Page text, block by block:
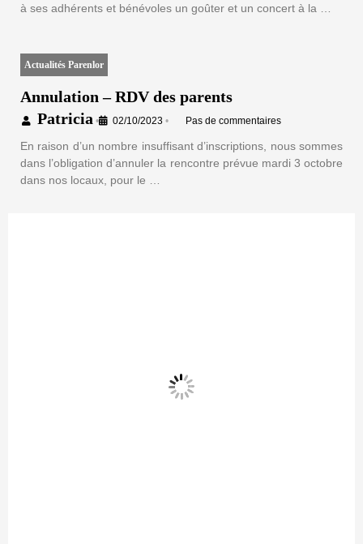
à ses adhérents et bénévoles un goûter et un concert à la …
Actualités Parenlor
Annulation – RDV des parents
Patricia • 02/10/2023 • Pas de commentaires
En raison d’un nombre insuffisant d’inscriptions, nous sommes
dans l’obligation d’annuler la rencontre prévue mardi 3 octobre
dans nos locaux, pour le …